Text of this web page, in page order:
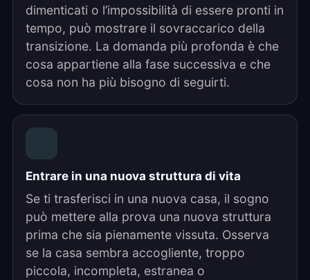
dimenticati o l’impossibilità di essere pronti in
tempo, può mostrare il sovraccarico della
transizione. La domanda più profonda è che
cosa appartiene alla fase successiva e che
cosa non ha più bisogno di seguirti.
Entrare in una nuova struttura di vita
Se ti trasferisci in una nuova casa, il sogno
può mettere alla prova una nuova struttura
prima che sia pienamente vissuta. Osserva
se la casa sembra accogliente, troppo
piccola, incompleta, estranea o